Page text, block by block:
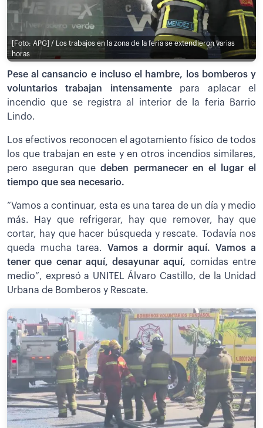
[Foto: APG] / Los trabajos en la zona de la feria se extendieron varias
horas
Pese al cansancio e incluso el hambre, los bomberos y
voluntarios trabajan intensamentepara aplacar el
incendio que se registra al interior de la feria Barrio
Lindo.
Los efectivos reconocen el agotamiento físico de todos
los que trabajan en este y en otros incendios similares,
pero aseguran quedeben permanecer en el lugar el
tiempo que sea necesario.
“Vamos a continuar, esta es una tarea de un día y medio
más. Hay que refrigerar, hay que remover, hay que
cortar, hay que hacer búsqueda y rescate. Todavía nos
queda mucha tarea. Vamos a dormir aquí. Vamos a
tener que cenar aquí, desayunar aquí, comidas entre
medio”, expresó a UNITEL Álvaro Castillo, de la Unidad
Urbana de Bomberos y Rescate.